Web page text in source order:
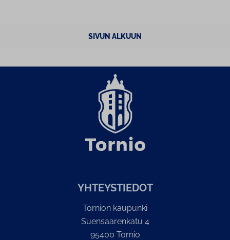
SIVUN ALKUUN
YH­TEYS­TIE­DOT
Tornion kaupunki
Suensaarenkatu 4
95400 Tornio